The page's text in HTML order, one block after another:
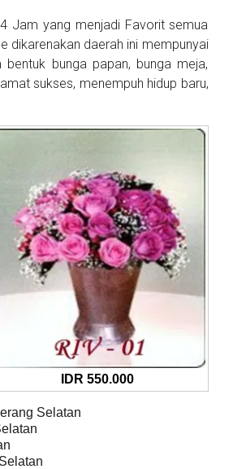
Jam yang menjadi Favorit semua
dikarenakan daerah ini mempunyai
bunga papan, bunga meja,
sukses, menempuh hidup baru,
IDR 550.000
Selatan